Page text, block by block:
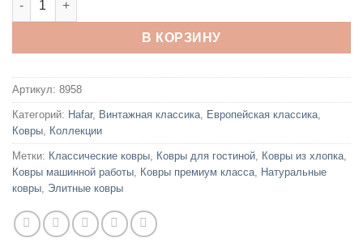
В КОРЗИНУ
Артикул: 8958
Категорий: Hafar, Винтажная классика Европейская классика
Ковры Коллекции
Метки: Классические ковры Ковры для гостиной Ковры из хлопка
Ковры машинной работы Ковры премиум класса Натуральные
ковры Элитные ковры